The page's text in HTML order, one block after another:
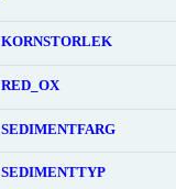
KORNSTORLEK
RED_OX
SEDIMENTFARG
SEDIMENTTYP